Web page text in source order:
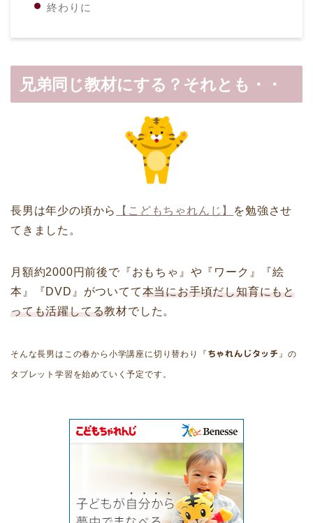
終わりに
兄弟同じ教材にする？それとも・・
長男は年少の頃から 【こどもちゃれんじ】
を勉強させ
てきました。
月額約2000円前後で『おもちゃ』や『ワーク』『絵
本』『DVD』がついてて本当にお手頃だし知育にもと
っても活躍してる教材でした。
そんな長男はこの春から小学講座に切り替わり『 ちゃれんじタッチ 』の
タブレット学習を始めていく予定です。